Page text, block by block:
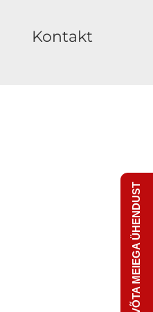
Kontakt
VÕTA MEIEGA ÜHENDUST